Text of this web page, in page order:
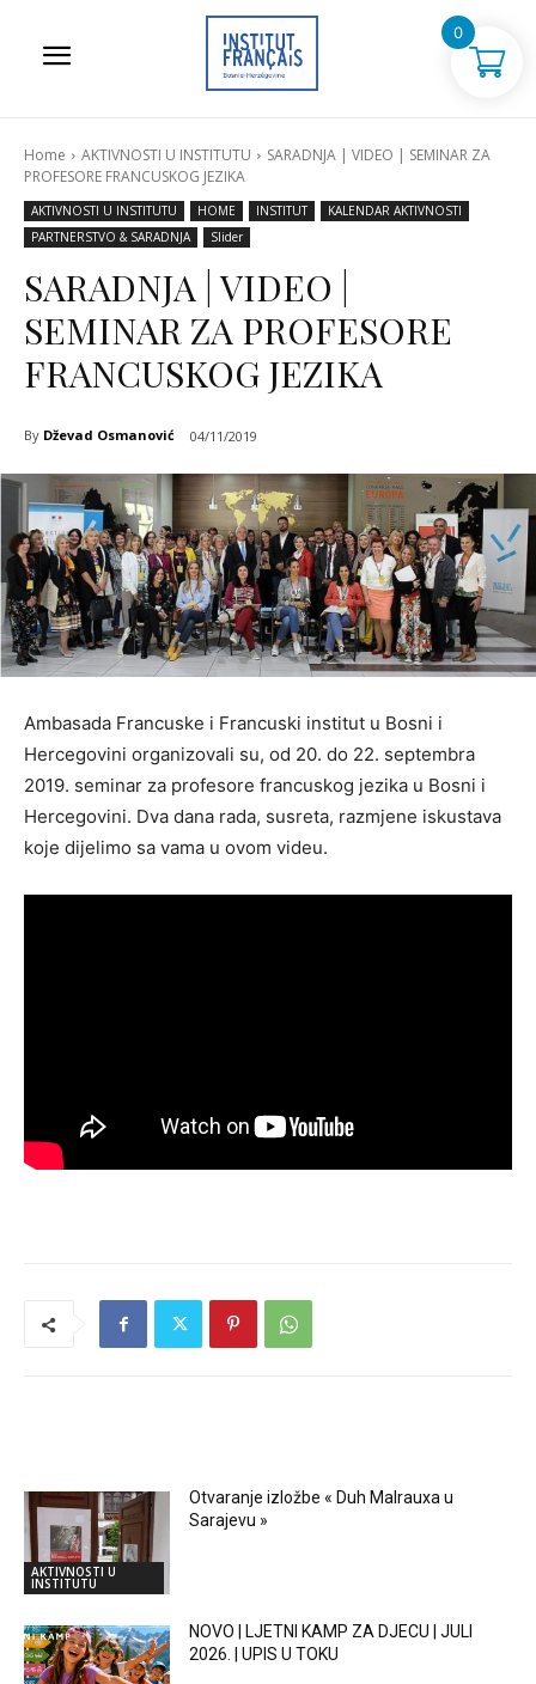
Home AKTIVNOSTI U INSTITUTU
SARADNJA | VIDEO | SEMINAR ZA
PROFESORE FRANCUSKOG JEZIKA
AKTIVNOSTI U INSTITUTU HOME INSTITUT
KALENDAR AKTIVNOSTI
PARTNERSTVO & SARADNJA
Slider
SARADNJA | VIDEO |
SEMINAR ZA PROFESORE
FRANCUSKOG JEZIKA
By Dževad Osmanović 04/11/2019
Ambasada Francuske i Francuski institut u Bosni i
Hercegovini organizovali su, od 20. do 22. septembra
2019. seminar za profesore francuskog jezika u Bosni i
Hercegovini. Dva dana rada, susreta, razmjene iskustava
koje dijelimo sa vama u ovom videu.
AKTIVNOSTI U
INSTITUTU
Otvaranje izložbe « Duh Malrauxa u
Sarajevu »
NOVO | LJETNI KAMP ZA DJECU | JULI
2026. | UPIS U TOKU
0